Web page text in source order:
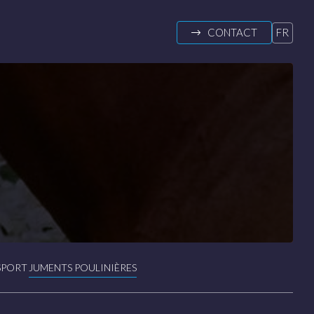
CONTACT
FR
JUMENTS POULINIÈRES